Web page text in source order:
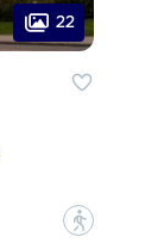
22
?